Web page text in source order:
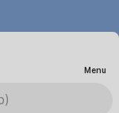
Menu